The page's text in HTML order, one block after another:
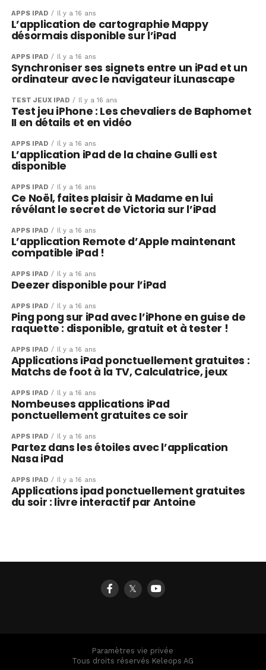
APPS IPAD Il y a 16 ans
L’application de cartographie Mappy
désormais disponible sur l’iPad
APPS IPAD Il y a 16 ans
Synchroniser ses signets entre un iPad et un
ordinateur avec le navigateur iLunascape
TEST JEUX IPAD Il y a 16 ans
Test jeu iPhone : Les chevaliers de Baphomet
II en détails et en vidéo
APPS IPAD Il y a 16 ans
L’application iPad de la chaine Gulli est
disponible
APPS IPAD Il y a 16 ans
Ce Noël, faites plaisir à Madame en lui
révélant le secret de Victoria sur l’iPad
APPS IPAD Il y a 16 ans
L’application Remote d’Apple maintenant
compatible iPad !
APPS IPAD Il y a 16 ans
Deezer disponible pour l’iPad
APPS IPAD Il y a 16 ans
Ping pong sur iPad avec l’iPhone en guise de
raquette : disponible, gratuit et à tester !
APPS IPAD Il y a 16 ans
Applications iPad ponctuellement gratuites :
Matchs de foot à la TV, Calculatrice, jeux
APPS IPAD Il y a 16 ans
Nombeuses applications iPad
ponctuellement gratuites ce soir
APPS IPAD Il y a 16 ans
Partez dans les étoiles avec l’application
Nasa iPad
APPS IPAD Il y a 16 ans
Applications ipad ponctuellement gratuites
du soir : livre interactif par Antoine
𝕏
Paramètres vie privée
Tous droits réservés Keleops AG